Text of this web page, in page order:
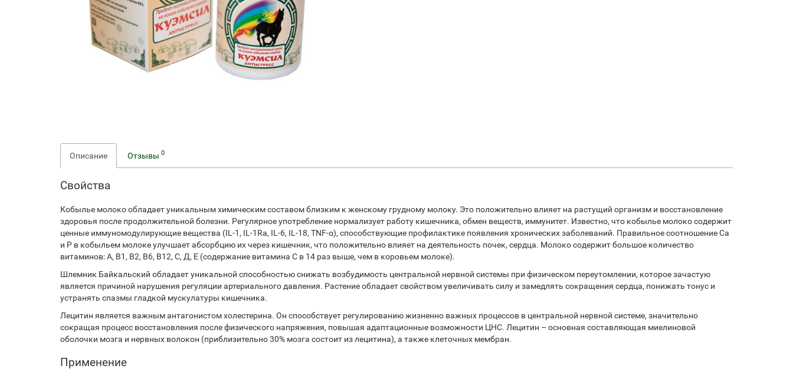
Описание Отзывы 0
Свойства
Кобылье молоко обладает уникальным химическим составом близким к женскому грудному молоку. Это положительно влияет на растущий организм и восстановление
здоровья после продолжительной болезни. Регулярное употребление нормализует работу кишечника, обмен веществ, иммунитет. Известно, что кобылье молоко содержит
ценные иммуномодулирующие вещества (IL-1, IL-1Ra, IL-6, IL-18, TNF-α), способствующие профилактике появления хронических заболеваний. Правильное соотношение Ca
и P в кобыльем молоке улучшает абсорбцию их через кишечник, что положительно влияет на деятельность почек, сердца. Молоко содержит большое количество
витаминов: А, В1, В2, В6, В12, С, Д, Е (содержание витамина С в 14 раз выше, чем в коровьем молоке).
Шлемник Байкальский обладает уникальной способностью снижать возбудимость центральной нервной системы при физическом переутомлении, которое зачастую
является причиной нарушения регуляции артериального давления. Растение обладает свойством увеличивать силу и замедлять сокращения сердца, понижать тонус и
устранять спазмы гладкой мускулатуры кишечника.
Лецитин является важным антагонистом холестерина. Он способствует регулированию жизненно важных процессов в центральной нервной системе, значительно
сокращая процесс восстановления после физического напряжения, повышая адаптационные возможности ЦНС. Лецитин – основная составляющая миелиновой
оболочки мозга и нервных волокон (приблизительно 30% мозга состоит из лецитина), а также клеточных мембран.
Применение